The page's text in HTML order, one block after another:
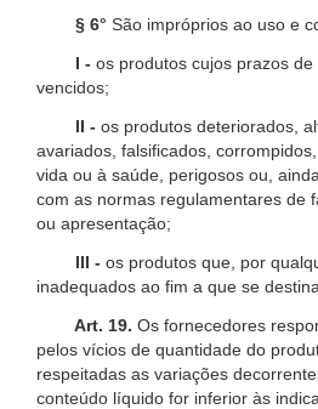
§ 6° São impróprios ao uso e
I - os produtos cujos prazos
vencidos;
II - os produtos deteriorados,
avariados, falsificados,
vida ou à saúde, perigosos ou,
com as normas regulamentares de
ou apresentação;
III - os produtos que, por
inadequados ao fim a que se
Art. 19. Os fornecedores
pelos vícios de quantidade do
respeitadas as variações
conteúdo líquido for inferior às